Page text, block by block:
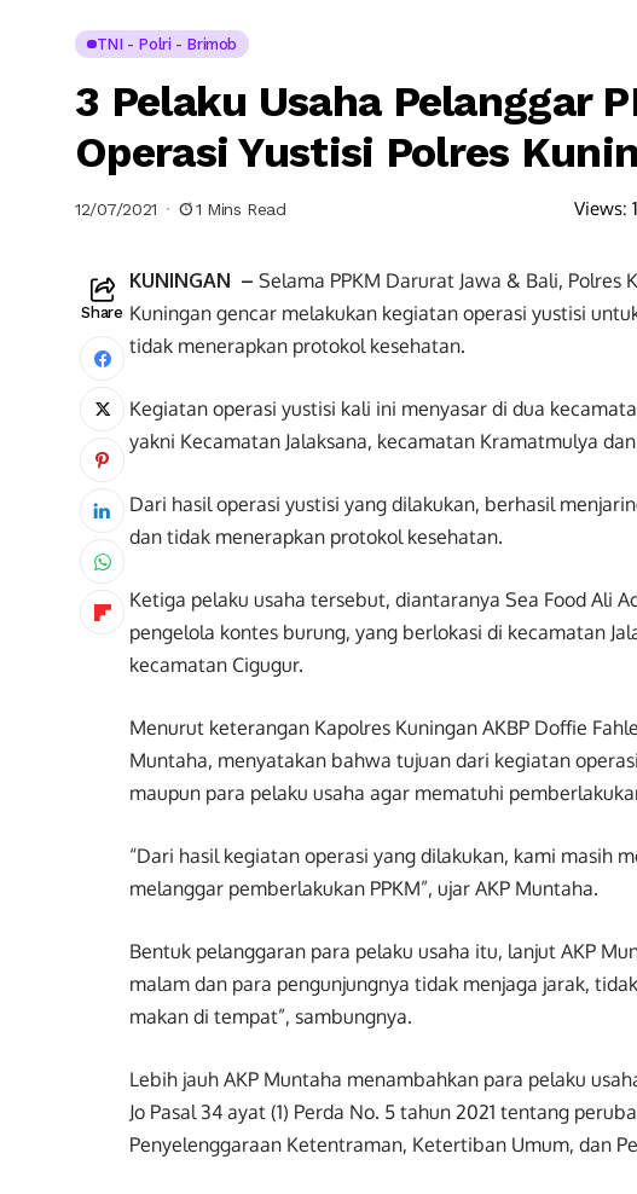
TNI - Polri - Brimob
3 Pelaku Usaha Pelanggar
Operasi Yustisi Polres
12/07/2021 1 Mins Read Views:
Share
KUNINGAN – Selama PPKM Darurat Jawa & Bali, Polres
Kuningan gencar melakukan kegiatan operasi yustisi
tidak menerapkan protokol kesehatan.
Kegiatan operasi yustisi kali ini menyasar di dua
yakni Kecamatan Jalaksana, kecamatan Kramatmulya
Dari hasil operasi yustisi yang dilakukan, berhasil
dan tidak menerapkan protokol kesehatan.
Ketiga pelaku usaha tersebut, diantaranya Sea Food Ali
pengelola kontes burung, yang berlokasi di kecamatan
kecamatan Cigugur.
Menurut keterangan Kapolres Kuningan AKBP Doffie
Muntaha, menyatakan bahwa tujuan dari kegiatan
maupun para pelaku usaha agar mematuhi
“Dari hasil kegiatan operasi yang dilakukan, kami masih
melanggar pemberlakukan PPKM”, ujar AKP Muntaha.
Bentuk pelanggaran para pelaku usaha itu, lanjut AKP
malam dan para pengunjungnya tidak menjaga jarak,
makan di tempat”, sambungnya.
Lebih jauh AKP Muntaha menambahkan para pelaku
Jo Pasal 34 ayat (1) Perda No. 5 tahun 2021 tentang
Penyelenggaraan Ketentraman, Ketertiban Umum, dan